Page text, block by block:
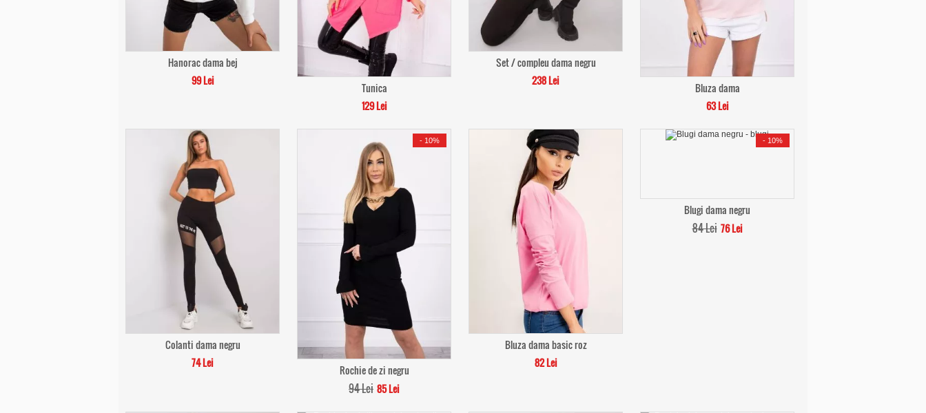
Hanorac dama bej
99 Lei
Tunica
129 Lei
Set / compleu dama negru
238 Lei
Bluza dama
63 Lei
Colanti dama negru
74 Lei
- 10%
Rochie de zi negru
94 Lei 85 Lei
Bluza dama basic roz
82 Lei
- 10%
Blugi dama negru
84 Lei 76 Lei